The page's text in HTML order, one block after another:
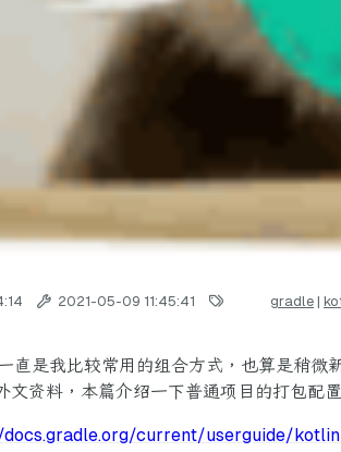
2021-05-09 11:45:41 gradle |
直是我比较常用的组合方式，也算是稍微
文资料，本篇介绍一下普通项目的打包配置
current/userguide/